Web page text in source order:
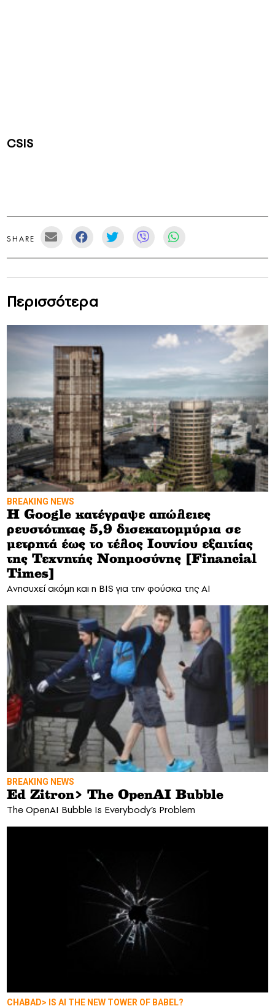
CSIS
SHARE
Περισσότερα
BREAKING NEWS
Η Google κατέγραψε απώλειες
ρευστότητας 5,9 δισεκατομμύρια σε
μετρητά έως το τέλος Ιουνίου εξαιτίας
της Τεχνητής Νοημοσύνης [Financial
Times]
Aνησυχεί ακόμη και η BIS για την φούσκα της AI
BREAKING NEWS
Ed Zitron> The OpenAI Bubble
The OpenAI Bubble Is Everybody’s Problem
CHABAD> IS AI THE NEW TOWER OF BABEL?